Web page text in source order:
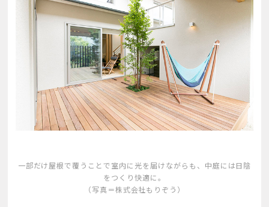
一部だけ屋根で覆うことで室内に光を届けながらも、中庭には日陰
をつくり快適に。
（写真＝株式会社もりぞう）